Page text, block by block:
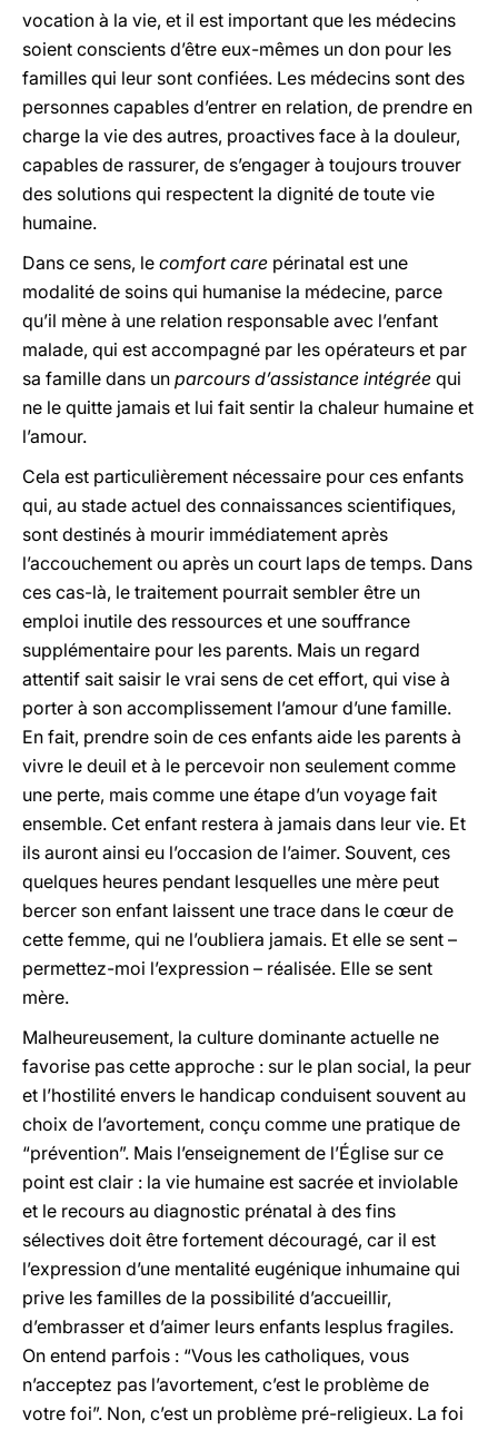
vocation à la vie, et il est important que les médecins
soient conscients d’être eux-mêmes un don pour les
familles qui leur sont confiées. Les médecins sont des
personnes capables d’entrer en relation, de prendre en
charge la vie des autres, proactives face à la douleur,
capables de rassurer, de s’engager à toujours trouver
des solutions qui respectent la dignité de toute vie
humaine.
Dans ce sens, le comfort care périnatal est une
modalité de soins qui humanise la médecine, parce
qu’il mène à une relation responsable avec l’enfant
malade, qui est accompagné par les opérateurs et par
sa famille dans un parcours d’assistance intégrée qui
ne le quitte jamais et lui fait sentir la chaleur humaine et
l’amour.
Cela est particulièrement nécessaire pour ces enfants
qui, au stade actuel des connaissances scientifiques,
sont destinés à mourir immédiatement après
l’accouchement ou après un court laps de temps. Dans
ces cas-là, le traitement pourrait sembler être un
emploi inutile des ressources et une souffrance
supplémentaire pour les parents. Mais un regard
attentif sait saisir le vrai sens de cet effort, qui vise à
porter à son accomplissement l’amour d’une famille.
En fait, prendre soin de ces enfants aide les parents à
vivre le deuil et à le percevoir non seulement comme
une perte, mais comme une étape d’un voyage fait
ensemble. Cet enfant restera à jamais dans leur vie. Et
ils auront ainsi eu l’occasion de l’aimer. Souvent, ces
quelques heures pendant lesquelles une mère peut
bercer son enfant laissent une trace dans le cœur de
cette femme, qui ne l’oubliera jamais. Et elle se sent –
permettez-moi l’expression – réalisée. Elle se sent
mère.
Malheureusement, la culture dominante actuelle ne
favorise pas cette approche : sur le plan social, la peur
et l’hostilité envers le handicap conduisent souvent au
choix de l’avortement, conçu comme une pratique de
“prévention”. Mais l’enseignement de l’Église sur ce
point est clair : la vie humaine est sacrée et inviolable
et le recours au diagnostic prénatal à des fins
sélectives doit être fortement découragé, car il est
l’expression d’une mentalité eugénique inhumaine qui
prive les familles de la possibilité d’accueillir,
d’embrasser et d’aimer leurs enfants lesplus fragiles.
On entend parfois : “Vous les catholiques, vous
n’acceptez pas l’avortement, c’est le problème de
votre foi”. Non, c’est un problème pré-religieux. La foi